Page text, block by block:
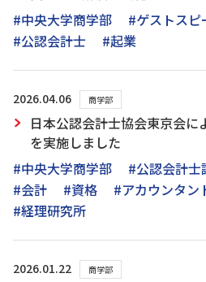
#中央大学商学部
#ゲストスピ
#公認会計士
#起業
2026.04.06 商学部
日本公認会計士協会東京会に
を実施しました
#中央大学商学部
#公認会計士
#会計
#資格
#アカウンタン
#経理研究所
2026.01.22 商学部